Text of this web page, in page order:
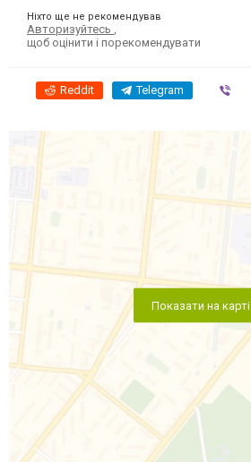
Ніхто ще не рекомендував
Авторизуйтесь
щоб оцінити і порекомендувати
Reddit Telegram
Показати на карті